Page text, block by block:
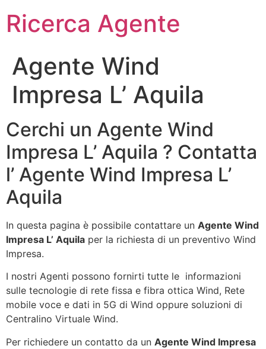
Ricerca Agente
Agente Wind
Impresa L’ Aquila
Cerchi un Agente Wind
Impresa L’ Aquila ? Contatta
l’ Agente Wind Impresa L’
Aquila
In questa pagina è possibile contattare un Agente Wind
Impresa L’ Aquila per la richiesta di un preventivo Wind
Impresa.
I nostri Agenti possono fornirti tutte le informazioni
sulle tecnologie di rete fissa e fibra ottica Wind, Rete
mobile voce e dati in 5G di Wind oppure soluzioni di
Centralino Virtuale Wind.
Per richiedere un contatto da un Agente Wind Impresa